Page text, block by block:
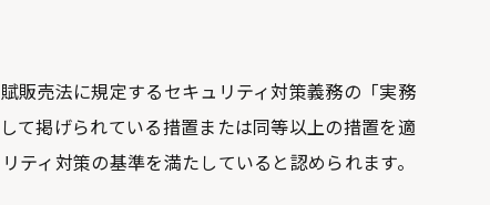
販売法に規定するセキュリティ対策義務の「実務
て掲げられている措置または同等以上の措置を適
ィ対策の基準を満たしていると認められます。